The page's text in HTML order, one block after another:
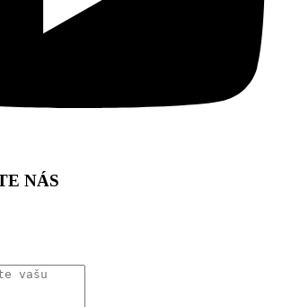
NÁS